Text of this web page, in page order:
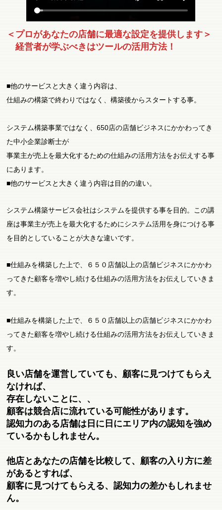
＜プロがあなたの店舗に最適な設定を提供します＞
経営者が学ぶべきはツールの活用方法！
■他のサービスと大きく違う内容は、
仕組みの構築で終わりではなく、構築後からスタートする事。
システム構築事業ではなく、650店の店舗ビジネスにかかわってき
た中小企業診断士が
事業主が売上を最大化するための仕組みの活用方法をお伝えする事
にあります。
■他のサービスと大きく違う内容は目的の違い。
システム構築サービス会社はシステムを提供する事を目的。この講
座は事業主が売上を最大化するためにシステム活用を身につける事
を目的としていることが大きな違いです。
■仕組みを構築した上で、６５０店舗以上の店舗ビジネスにかかわ
ってきた顧客を増やし続ける仕組みの活用方法をお伝えしていきま
す。
■仕組みを構築した上で、６５０店舗以上の店舗ビジネスにかかわ
ってきた顧客を増やし続ける仕組みの活用方法をお伝えしていきま
す。
良い店舗を運営していても、顧客に見つけてもらえ
なければ、
存在しないことに、、
顧客は競合店に流れている可能性があります。
認知力のある店舗は日に日にエリア内の認知を強め
ているかもしれません。
他店とあなたの店舗を比較して、顧客の入り方に差
があるとすれば、
顧客に見つけてもらえる、認知力の差かもしれませ
ん。